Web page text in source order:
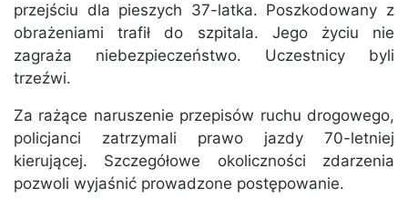
przejściu dla pieszych 37-latka. Poszkodowany z
obrażeniami trafił do szpitala. Jego życiu nie
zagraża niebezpieczeństwo. Uczestnicy byli
trzeźwi.
Za rażące naruszenie przepisów ruchu drogowego,
policjanci zatrzymali prawo jazdy 70-letniej
kierującej. Szczegółowe okoliczności zdarzenia
pozwoli wyjaśnić prowadzone postępowanie.